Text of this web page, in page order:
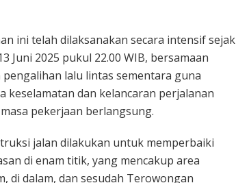
ini telah dilaksanakan secara intensif sejak
Juni 2025 pukul 22.00 WIB, bersamaan
pengalihan lalu lintas sementara guna
keselamatan dan kelancaran perjalanan
pekerjaan berlangsung.
jalan dilakukan untuk memperbaiki
di enam titik, yang mencakup area
di dalam, dan sesudah Terowongan